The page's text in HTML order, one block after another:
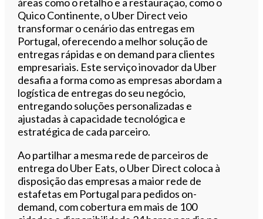
Quico Continente, o Uber Direct veio
transformar o cenário das entregas em
Portugal, oferecendo a melhor solução de
entregas rápidas e on demand para clientes
empresariais. Este serviço inovador da Uber
desafia a forma como as empresas abordam a
logística de entregas do seu negócio,
entregando soluções personalizadas e
ajustadas à capacidade tecnológica e
estratégica de cada parceiro.
Ao partilhar a mesma rede de parceiros de
entrega do Uber Eats, o Uber Direct coloca à
disposição das empresas a maior rede de
estafetas em Portugal para pedidos on-
demand, com cobertura em mais de 100